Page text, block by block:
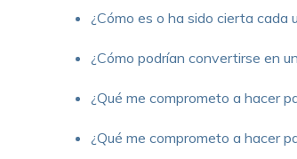
¿Cómo es o ha sido cierta cada
¿Cómo podrían convertirse en
¿Qué me comprometo a hacer
¿Qué me comprometo a hacer